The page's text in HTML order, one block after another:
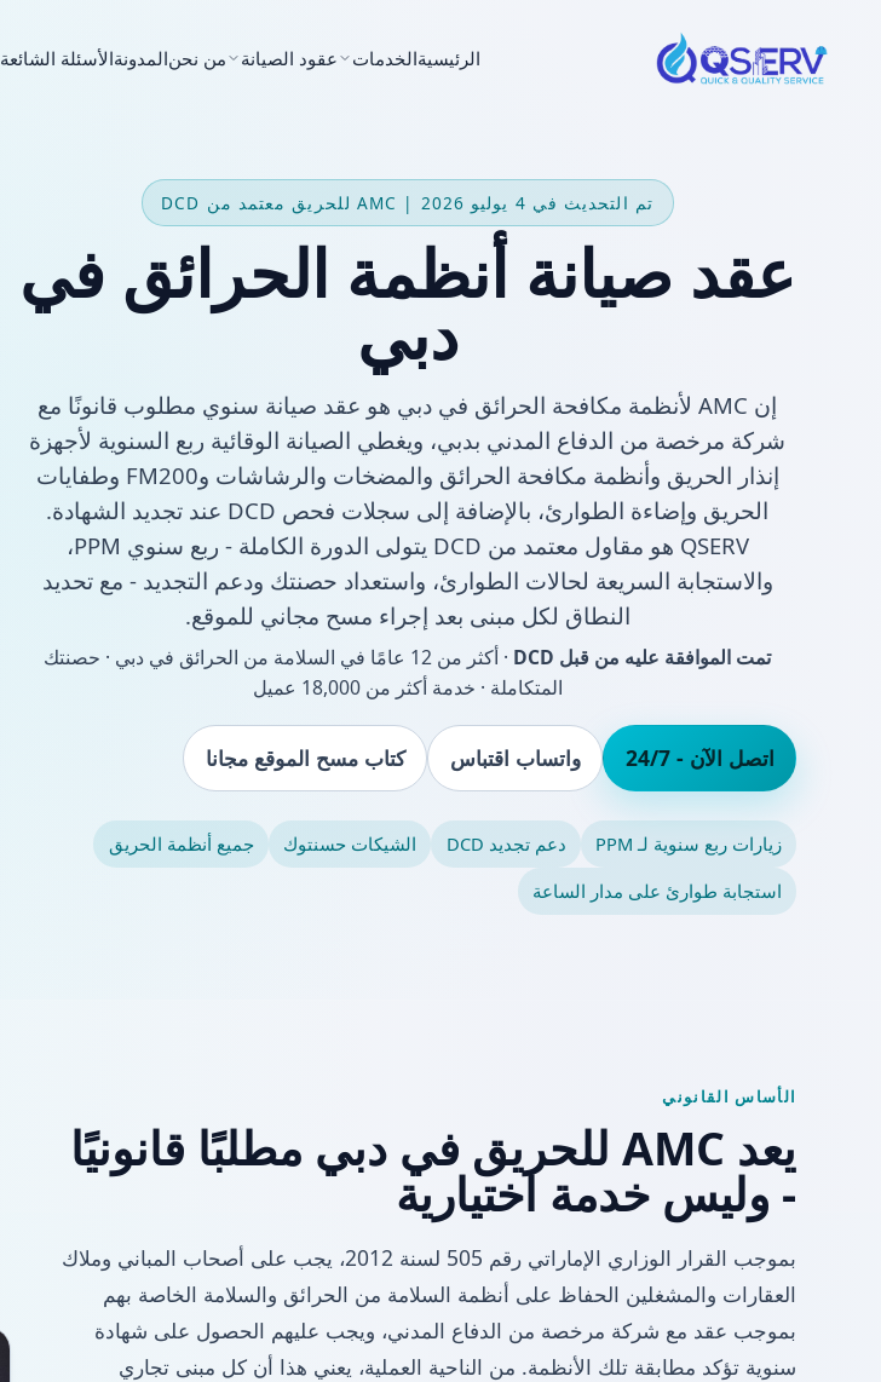
الرئيسيةالخدمات عقود الصيانة من نحنالمدونةالأسئلة الشائعة
تم التحديث في 4 يوليو 2026 | AMC للحريق معتمد من DCD
عقد صيانة أنظمة الحرائق في
دبي
إن AMC لأنظمة مكافحة الحرائق في دبي هو عقد صيانة سنوي مطلوب قانونًا مع
شركة مرخصة من الدفاع المدني بدبي، ويغطي الصيانة الوقائية ربع السنوية لأجهزة
إنذار الحريق وأنظمة مكافحة الحرائق والمضخات والرشاشات وFM200 وطفايات
الحريق وإضاءة الطوارئ، بالإضافة إلى سجلات فحص DCD عند تجديد الشهادة.
QSERV هو مقاول معتمد من DCD يتولى الدورة الكاملة - ربع سنوي PPM،
والاستجابة السريعة لحالات الطوارئ، واستعداد حصنتك ودعم التجديد - مع تحديد
النطاق لكل مبنى بعد إجراء مسح مجاني للموقع.
تمت الموافقة عليه من قبل DCD
· أكثر من 12 عامًا في السلامة من الحرائق في دبي · حصنتك
المتكاملة · خدمة أكثر من 18,000 عميل
اتصل الآن - 24/7 واتساب اقتباس كتاب مسح الموقع مجانا
زيارات ربع سنوية لـ PPM دعم تجديد DCD الشيكات حسنتوك
جميع أنظمة الحريق
استجابة طوارئ على مدار الساعة
الأساس القانوني
يعد AMC للحريق في دبي مطلبًا قانونيًا
- وليس خدمة اختيارية
بموجب القرار الوزاري الإماراتي رقم 505 لسنة 2012، يجب على أصحاب المباني وملاك
العقارات والمشغلين الحفاظ على أنظمة السلامة من الحرائق والسلامة الخاصة بهم
بموجب عقد مع شركة مرخصة من الدفاع المدني، ويجب عليهم الحصول على شهادة
سنوية تؤكد مطابقة تلك الأنظمة. من الناحية العملية، يعني هذا أن كل مبنى تجاري